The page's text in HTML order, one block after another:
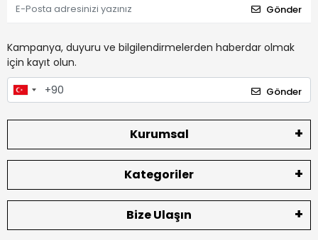
Gönder
Kampanya, duyuru ve bilgilendirmelerden haberdar olmak
için kayıt olun.
Gönder
Kurumsal
Kategoriler
Bize Ulaşın